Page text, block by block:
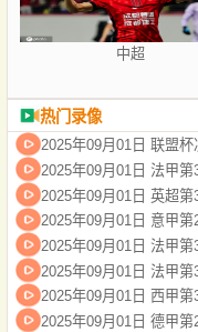
中超
热门录像
2025年09月01日 联盟
2025年09月01日 法甲
2025年09月01日 英超
2025年09月01日 意甲
2025年09月01日 法甲
2025年09月01日 法甲
2025年09月01日 西甲
2025年09月01日 德甲